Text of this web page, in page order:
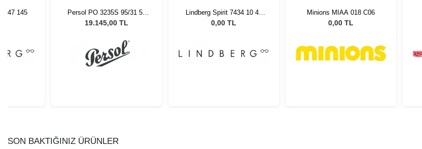
47 145
Persol PO 3235S 95/31 55
Unisex Güneş Gözlüğü
19.145,00 TL
Lindberg Spirit 7434 10 47
135
0,00 TL
Minions MIAA 018 C06
0,00 TL
SON BAKTIĞINIZ ÜRÜNLER